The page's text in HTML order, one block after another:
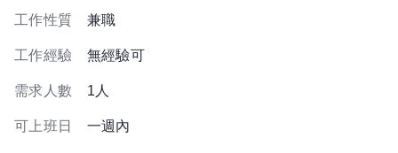
工作性質 兼職
工作經驗 無經驗可
需求人數 1人
可上班日 一週內